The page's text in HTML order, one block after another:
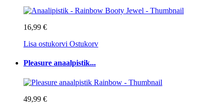
16,99 €
Lisa ostukorvi Ostukorv
Pleasure anaalpistik...
49,99 €